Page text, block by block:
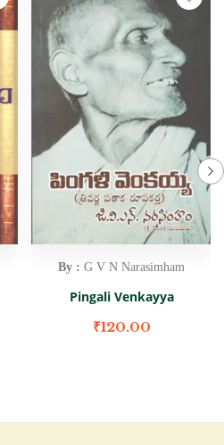
By : G V N Narasimham
Pingali Venkayya
₹120.00